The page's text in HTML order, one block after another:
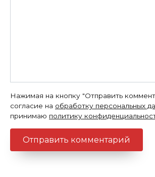
Нажимая на кнопку "Отправить
согласие на обработку персональных
принимаю политику